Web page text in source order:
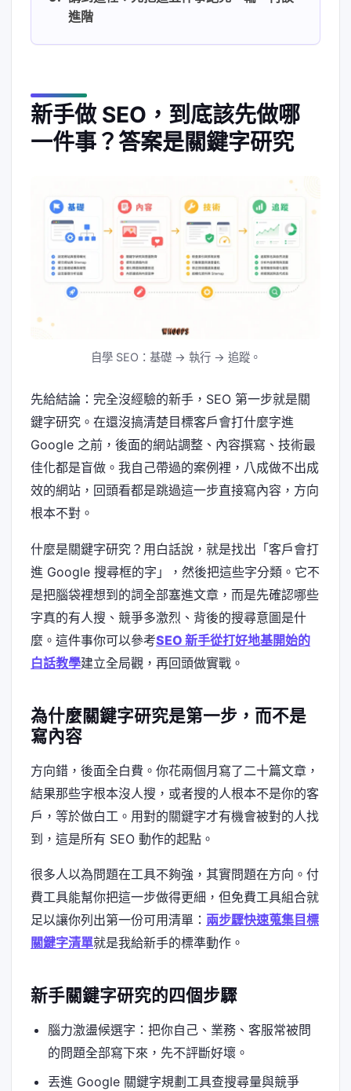
進階
新手做 SEO，到底該先做哪
一件事？答案是關鍵字研究
自學 SEO：基礎 → 執行 → 追蹤。
先給結論：完全沒經驗的新手，SEO 第一步就是關
鍵字研究。在還沒搞清楚目標客戶會打什麼字進
Google 之前，後面的網站調整、內容撰寫、技術最
佳化都是盲做。我自己帶過的案例裡，八成做不出成
效的網站，回頭看都是跳過這一步直接寫內容，方向
根本不對。
什麼是關鍵字研究？用白話說，就是找出「客戶會打
進 Google 搜尋框的字」，然後把這些字分類。它不
是把腦袋裡想到的詞全部塞進文章，而是先確認哪些
字真的有人搜、競爭多激烈、背後的搜尋意圖是什
麼。這件事你可以參考SEO 新手從打好地基開始的
白話教學建立全局觀，再回頭做實戰。
為什麼關鍵字研究是第一步，而不是
寫內容
方向錯，後面全白費。你花兩個月寫了二十篇文章，
結果那些字根本沒人搜，或者搜的人根本不是你的客
戶，等於做白工。用對的關鍵字才有機會被對的人找
到，這是所有 SEO 動作的起點。
很多人以為問題在工具不夠強，其實問題在方向。付
費工具能幫你把這一步做得更細，但免費工具組合就
足以讓你列出第一份可用清單： 兩步驟快速蒐集目標
關鍵字清單就是我給新手的標準動作。
新手關鍵字研究的四個步驟
腦力激盪候選字：把你自己、業務、客服常被問
的問題全部寫下來，先不評斷好壞。
丟進 Google 關鍵字規劃工具查搜尋量與競爭